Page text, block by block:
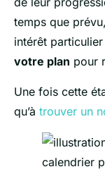
temps que
intérêt
votre plan pour
Une fois cette
qu’à trouver un